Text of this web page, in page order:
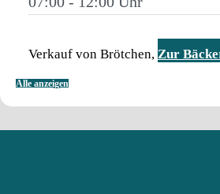
Verkauf von Brötchen, Zur
Alle anzeigen